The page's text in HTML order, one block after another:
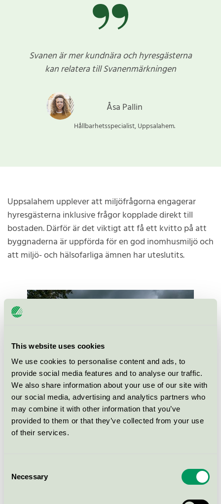
This website uses cookies
We use cookies to personalise content and ads, to
provide social media features and to analyse our traffic.
We also share information about your use of our site with
our social media, advertising and analytics partners who
may combine it with other information that you’ve
provided to them or that they’ve collected from your use
of their services.
Selection
Necessary
Svanen är mer kundnära och hyresgästerna
kan relatera till Svanenmärkningen
Åsa Pallin
Hållbarhetsspecialist, Uppsalahem.
Uppsalahem upplever att miljöfrågorna engagerar
hyresgästerna inklusive frågor kopplade direkt till
bostaden. Därför är det viktigt att få ett kvitto på att
byggnaderna är uppförda för en god inomhusmiljö och
att miljö- och hälsofarliga ämnen har uteslutits.
Spexarens studentlägenheter i Uppsala.
bostäderna, till hyresgästerna sker på olika sätt.
Exempelvis sätts det upp plaketter med Svanenloggan